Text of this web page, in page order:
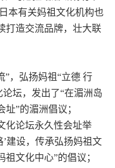
本有关妈祖文化机构也
打造交流品牌，壮大联
”，弘扬妈祖“立德 行
坛，发出了“在湄洲岛
”的湄洲倡议；
化论坛永久性会址举
’建设，传承弘扬妈祖文
文化中心”的倡议；